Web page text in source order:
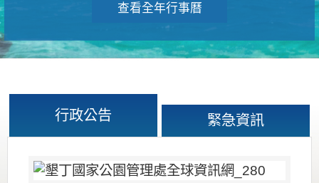
查看全年行事曆
行政公告 緊急資訊